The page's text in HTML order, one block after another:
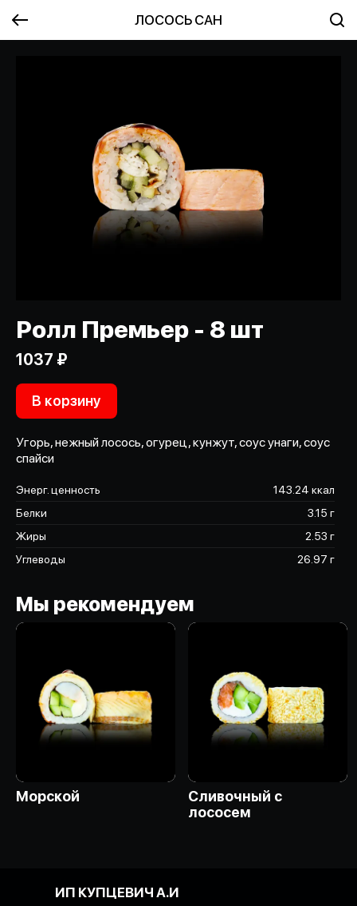
ЛОСОСЬ САН
Ролл Премьер - 8 шт
1037 ₽
В корзину
Угорь, нежный лосось, огурец, кунжут, соус унаги, соус
спайси
Энерг. ценность
143.24 ккал
Белки
3.15 г
Жиры
2.53 г
Углеводы
26.97 г
Мы рекомендуем
Морской
Сливочный с
лососем
ИП КУПЦЕВИЧ А.И